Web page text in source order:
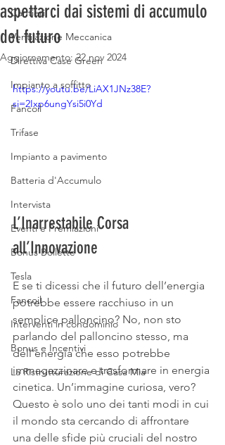
Cantieri
Ventilazione Meccanica
Direttiva Case Green
Impianto a soffitto
Fancoil
Trifase
Impianto a pavimento
Batteria d'Accumulo
Intervista
Eventi e Premiazioni
Bonus Bollette
Tesla
Fancoil
Interventi in condominio
Bonus e Incentivi
La Ristrutturazione di Casa Mia
aspettarci dai sistemi di accumulo
del futuro
Aggiornamento:22 nov 2024
https://youtu.be/LiAX1JNz38E?
si=2Ixp6ungYsi5i0Yd
L’Inarrestabile Corsa
all’Innovazione
E se ti dicessi che il futuro dell’energia
potrebbe essere racchiuso in un
semplice palloncino? No, non sto
parlando del palloncino stesso, ma
dell'energia che esso potrebbe
immagazzinare e trasformare in energia
cinetica. Un’immagine curiosa, vero?
Questo è solo uno dei tanti modi in cui
il mondo sta cercando di affrontare
una delle sfide più cruciali del nostro